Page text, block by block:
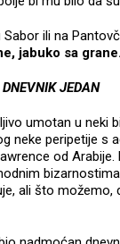
ili na
jabuko sa
DNEVNIK JEDAN
umotan u neki
neke peripetije s
od
ali što možemo,